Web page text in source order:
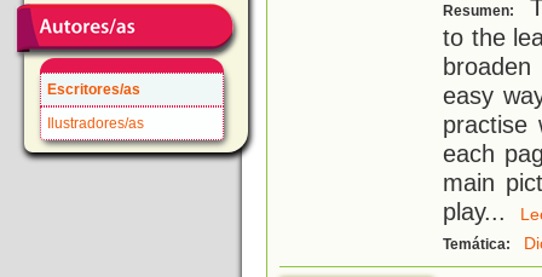
Escritores/as
Ilustradores/as
Resumen:
to the
easy
practise
each
main
play...
Temática: